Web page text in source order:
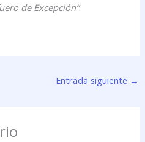
de Excepción”.
Entrada siguiente →